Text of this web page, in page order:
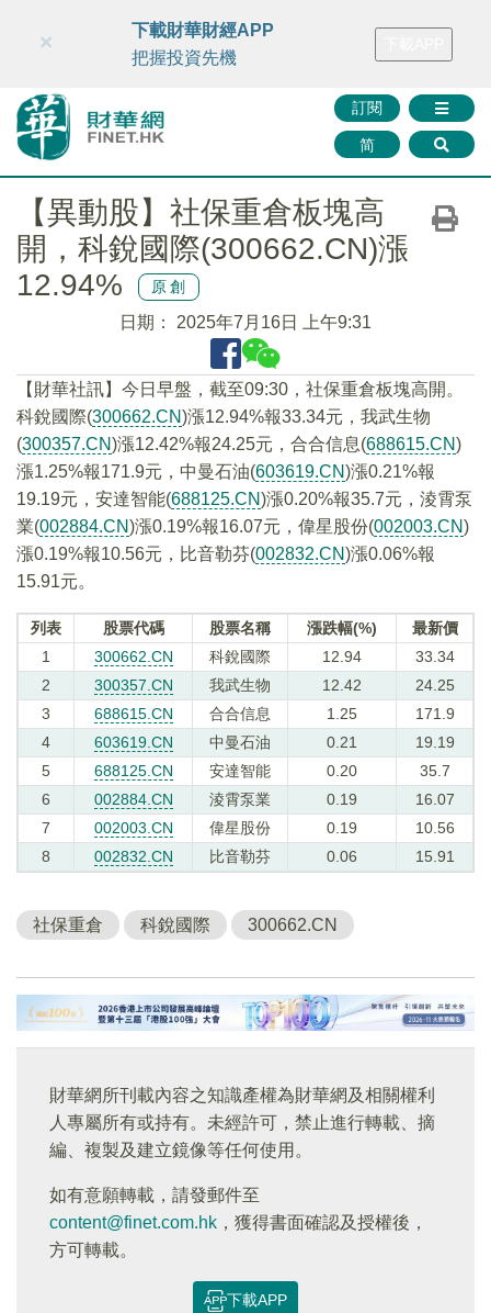
財華智庫網 FINTV FINMETA 財華證券 媒體矩陣
訂閱
简
×
下載財華財經APP
把握投資先機
【異動股】社保重倉板塊高
開，科銳國際(300662.CN)漲
12.94%
原創
日期： 2025年7月16日 上午9:31
【財華社訊】今日早盤，截至09:30，社保重倉板塊高開。
科銳國際(300662.CN)漲12.94%報33.34元，我武生物
(300357.CN)漲12.42%報24.25元，合合信息(688615.CN)
漲1.25%報171.9元，中曼石油(603619.CN)漲0.21%報
19.19元，安達智能(688125.CN)漲0.20%報35.7元，淩霄泵
業(002884.CN)漲0.19%報16.07元，偉星股份(002003.CN)
漲0.19%報10.56元，比音勒芬(002832.CN)漲0.06%報
15.91元。
列表 股票代碼 股票名稱 漲跌幅(%)
最新價
1
300662.CN 科銳國際 12.94
33.34
2
300357.CN 我武生物 12.42
24.25
3
688615.CN 合合信息 1.25
171.9
4
603619.CN 中曼石油 0.21
19.19
5
688125.CN 安達智能 0.20
35.7
6
002884.CN 淩霄泵業 0.19
16.07
7
002003.CN 偉星股份 0.19
10.56
8
002832.CN 比音勒芬 0.06 15.91
社保重倉 科銳國際 300662.CN
財華網所刊載內容之知識產權為財華網及相關權利
人專屬所有或持有。未經許可，禁止進行轉載、摘
編、複製及建立鏡像等任何使用。
如有意願轉載，請發郵件至
content@finet.com.hk ，獲得書面確認及授權後，
方可轉載。
下載APP